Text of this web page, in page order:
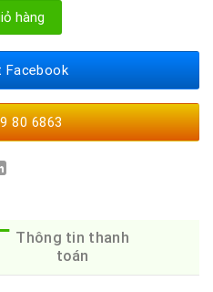
số lượng
hàng
Facebook
80 6863
Thông tin thanh
toán